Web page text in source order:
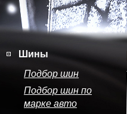
Шины
Подбор шин
Подбор шин по
марке авто